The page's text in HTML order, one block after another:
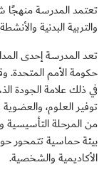
تعتمد المدرسة منهجًا
والتربية البدنية
تعد المدرسة إحدى
حكومة الأمم المتحدة.
في ذلك علامة الجودة
توفير العلوم،
من المرحلة
بيئة حماسية تتمحور
الأكاديمية والشخصية.